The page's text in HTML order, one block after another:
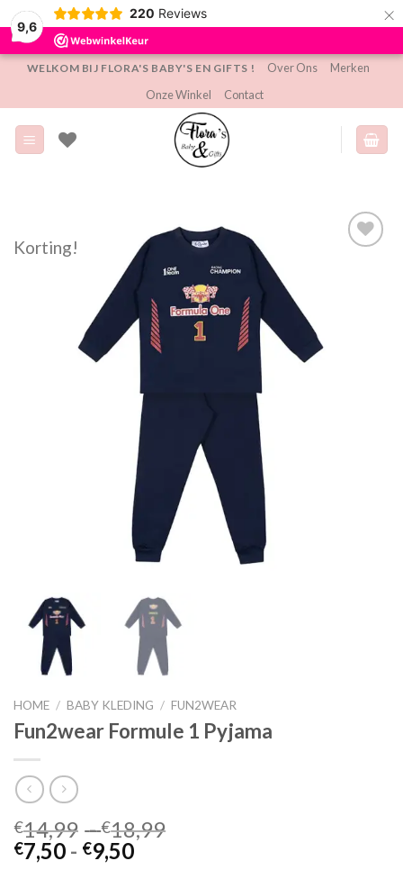
9,6
220 Reviews ×
inhoud
WELKOM BIJ FLORA'S BABY'S EN GIFTS ! Over Ons
Merken
Onze Winkel
Contact
Korting!
HOME / BABY KLEDING / FUN2WEAR
Fun2wear Formule 1 Pyjama
€14,99 - €18,99
€7,50 - €9,50Prijsklasse: